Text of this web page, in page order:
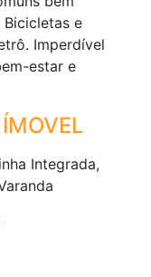
e
Imperdível
estar e
Integrada,